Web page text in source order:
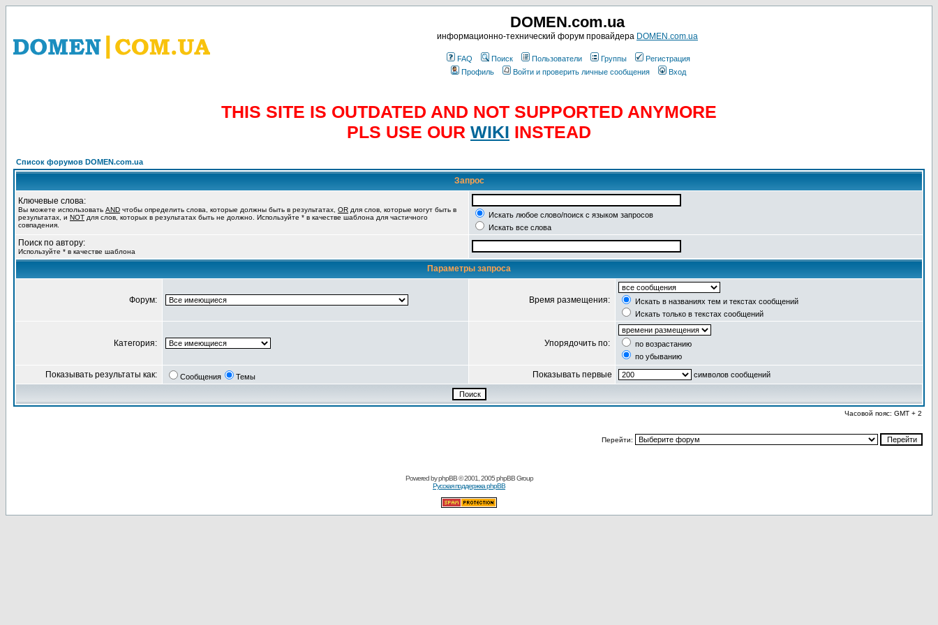
DOMEN.com.ua
информационно-технический форум провайдера DOMEN.com.ua
FAQ Поиск Пользователи Группы
Регистрация
Профиль
Войти и проверить личные сообщения Вход
THIS SITE IS OUTDATED AND NOT SUPPORTED ANYMORE
PLS USE OUR WIKI INSTEAD
Список форумов DOMEN.com.ua
Запрос
Ключевые слова:
Вы можете использовать AND чтобы определить слова, которые должны быть в результатах, OR для слов, которые могут быть в
результатах, и NOT для слов, которых в результатах быть не должно. Используйте * в качестве шаблона для частичного
совпадения.
Искать любое слово/поиск с языком запросов
Искать все слова
Поиск по автору:
Используйте * в качестве шаблона
Параметры запроса
Форум: Время размещения:
Искать в названиях тем и текстах сообщений
Искать только в текстах сообщений
Категория: Упорядочить по:
по возрастанию
по убыванию
Показывать результаты как: Сообщения Темы Показывать первые символов сообщений
Часовой пояс: GMT + 2
Перейти:
Powered byphpBB© 2001, 2005 phpBB Group
Русская поддержка phpBB